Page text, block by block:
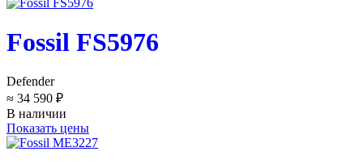
Fossil FS5976
Defender
≈ 34 590 ₽
В наличии
Показать цены